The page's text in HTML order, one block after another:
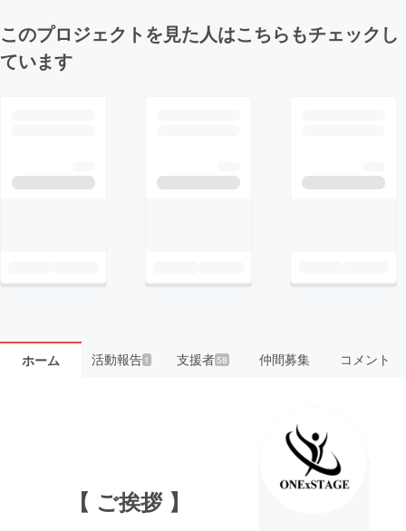
このプロジェクトを見た人はこちらもチェックし
ています
ホーム 活動報告1 支援者58 仲間募集 コメント
【 ご挨拶 】